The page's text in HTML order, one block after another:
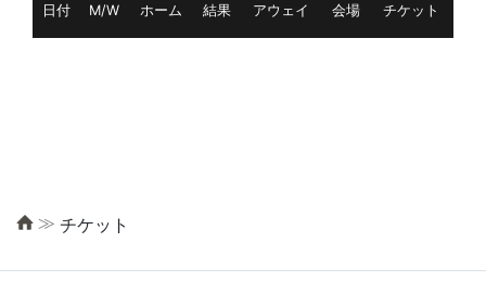
日付 M/W ホーム 結果 アウェイ 会場 チケット
≫ チケット